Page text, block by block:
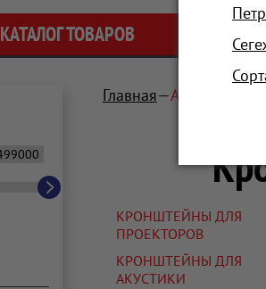
КАТАЛОГ ТОВАРОВ АКЦИИ
Главная Аксессуары
КРОНШТЕЙНЫ ДЛЯ
ПРОЕКТОРОВ
КРОНШТЕЙНЫ ДЛЯ
АКУСТИКИ